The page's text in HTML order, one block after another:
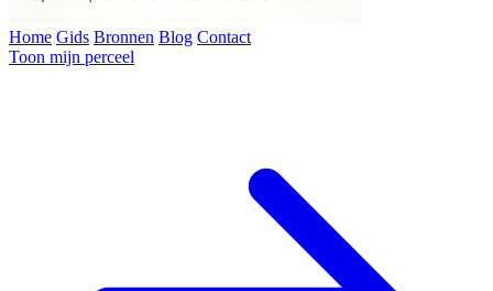
Home Gids Bronnen Blog Contact
Toon mijn perceel